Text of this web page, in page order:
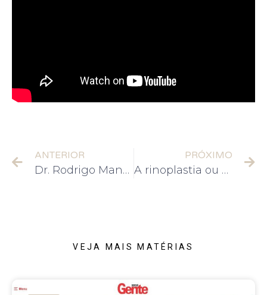
ANTERIOR
Dr. Rodrigo Mangaravite no programa Dr. Plástica
PRÓXIMO
A rinoplastia ou plástica no nariz pode ser realizada a partir de que idade? | Canal Renata França
VEJA MAIS MATÉRIAS